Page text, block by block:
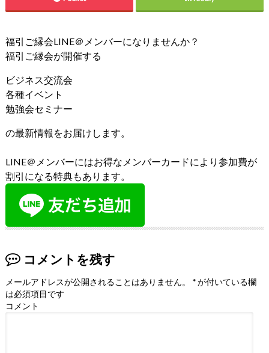
福引ご縁会LINE＠メンバーになりませんか？
福引ご縁会が開催する
ビジネス交流会
各種イベント
勉強会セミナー
の最新情報をお届けします。
LINE＠メンバーにはお得なメンバーカードにより参加費が
割引になる特典もあります。
コメントを残す
メールアドレスが公開されることはありません。 *が付いている欄
は必須項目です
コメント